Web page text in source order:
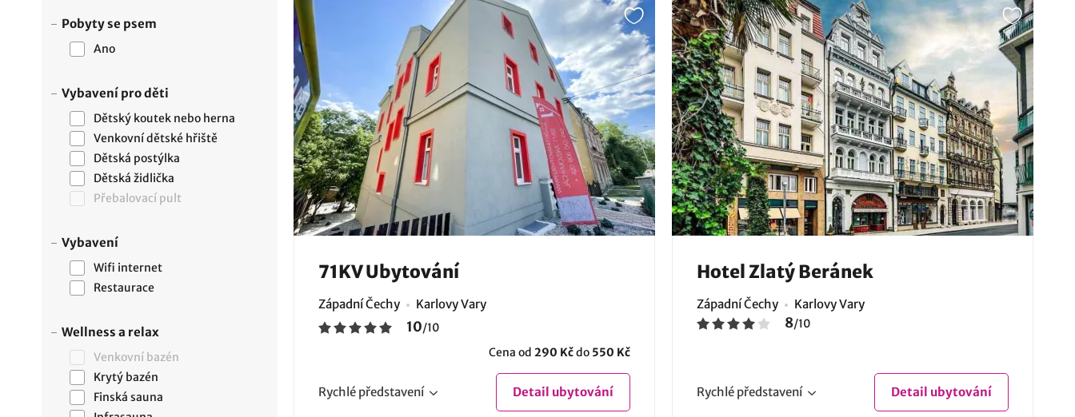
Pobyty se psem
Ano
Vybavení pro děti
Dětský koutek nebo herna
Venkovní dětské hřiště
Dětská postýlka
Dětská židlička
Přebalovací pult
Vybavení
Wifi internet
Restaurace
Wellness a relax
Venkovní bazén
Krytý bazén
Finská sauna
71KV Ubytování
Západní Čechy Karlovy Vary
10/10
Cena od 290 Kčdo 550 Kč
Rychlé představení Detail ubytování
Hotel Zlatý Beránek
Západní Čechy Karlovy Vary
8/10
Rychlé představení Detail ubytování